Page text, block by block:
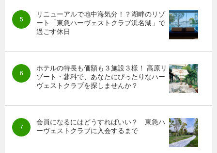
リニューアルで地中海気分！？湖畔のリゾ
ート「東急ハーヴェストクラブ浜名湖」で
過ごす休日
ホテルの特長も価額も３施設３様！ 高原リ
ゾート・蓼科で、あなたにぴったりなハー
ヴェストクラブを探しませんか？
会員になるにはどうすればいい？ 東急ハ
ーヴェストクラブに入会するまで